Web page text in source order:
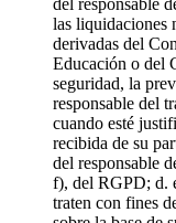
las liquidaciones
derivadas del
Educación o del
seguridad, la
responsable del
cuando esté
recibida de su
del responsable
f), del RGPD; d.
traten con fines